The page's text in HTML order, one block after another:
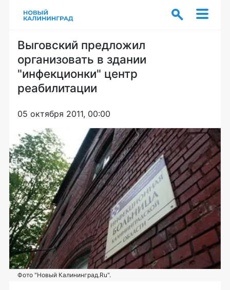
Выговский предложил
организовать в здании
"инфекционки" центр
реабилитации
05 октября 2011, 00:00
Фото "Новый Калининград.Ru".